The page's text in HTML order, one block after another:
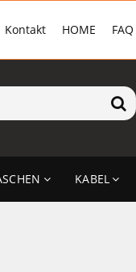
EMAIL-ADRESSE
FAQ
HOME
Kontakt
KABEL